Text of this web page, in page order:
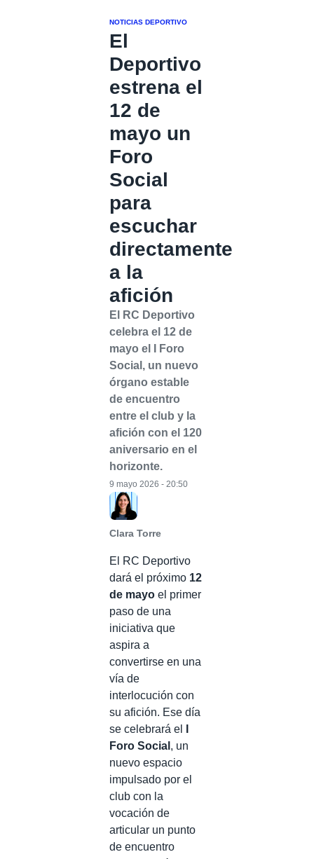
NOTICIAS DEPORTIVO
El
Deportivo
estrena el
12 de
mayo un
Foro
Social
para
escuchar
directamente
a la
afición
El RC Deportivo
celebra el 12 de
mayo el I Foro
Social, un nuevo
órgano estable
de encuentro
entre el club y la
afición con el 120
aniversario en el
horizonte.
Clara Torre
9 mayo 2026 - 20:50
El RC Deportivo
dará el próximo 12
de mayo el primer
paso de una
iniciativa que
aspira a
convertirse en una
vía de
interlocución con
su afición. Ese día
se celebrará el
Foro Social , un
nuevo espacio
impulsado por el
club con la
vocación de
articular un punto
de encuentro